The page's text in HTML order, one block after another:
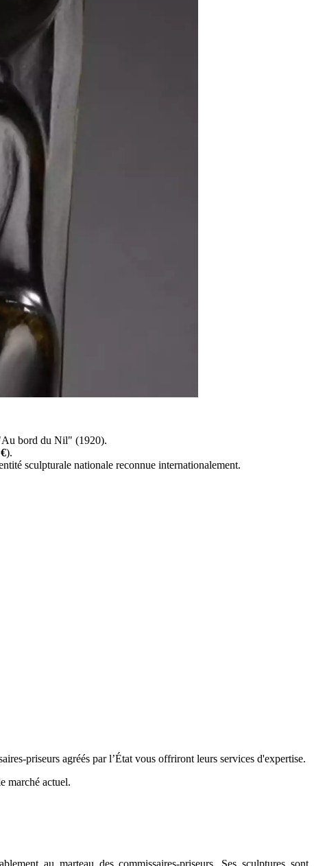
bord du Nil" (1920).
).
sculpturale nationale reconnue internationalement.
priseurs agréés par l’État vous offriront leurs services d'expertise.
marché actuel.
au marteau des commissaires-priseurs. Ses sculptures sont